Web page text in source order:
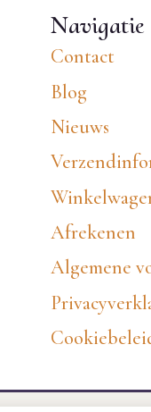
Navigatie
Contact
Blog
Nieuws
Afrekenen
Algemene